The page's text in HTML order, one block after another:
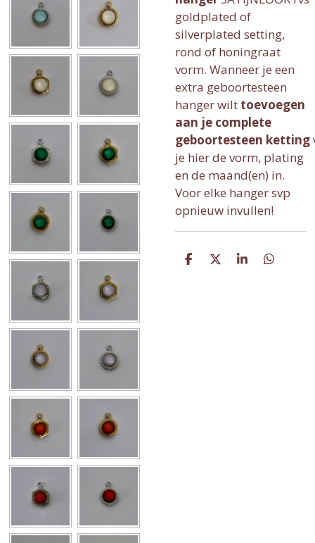
goldplated of
silverplated setting,
rond of honingraat
vorm. Wanneer je een
extra geboortesteen
hanger wilt toevoegen
aan je complete
geboortesteen ketting
je hier de vorm, plating
en de maand(en) in.
Voor elke hanger svp
opnieuw invullen!
D
D
S
D